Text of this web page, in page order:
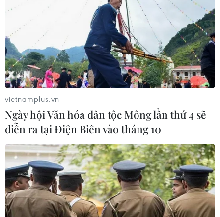
vietnamplus.vn
Ngày hội Văn hóa dân tộc Mông lần thứ 4 sẽ
diễn ra tại Điện Biên vào tháng 10